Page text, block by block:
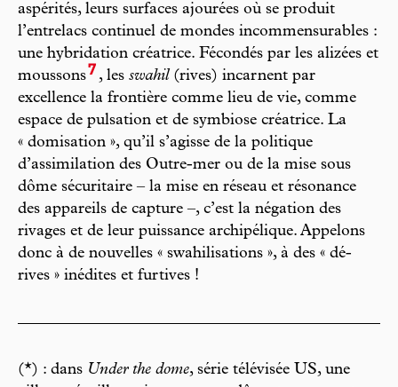
aspérités, leurs surfaces ajourées où se produit
l’entrelacs continuel de mondes incommensurables :
une hybridation créatrice. Fécondés par les alizées et
moussons7 , les swahil(rives) incarnent par
excellence la frontière comme lieu de vie, comme
espace de pulsation et de symbiose créatrice. La
« domisation », qu’il s’agisse de la politique
d’assimilation des Outre-mer ou de la mise sous
dôme sécuritaire – la mise en réseau et résonance
des appareils de capture –, c’est la négation des
rivages et de leur puissance archipélique. Appelons
donc à de nouvelles « swahilisations », à des « dé-
rives » inédites et furtives !
(*) : dans Under the dome, série télévisée US, une